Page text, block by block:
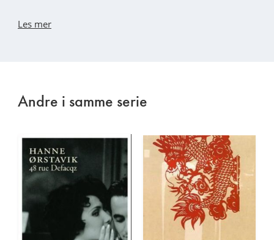
Les mer
Andre i samme serie